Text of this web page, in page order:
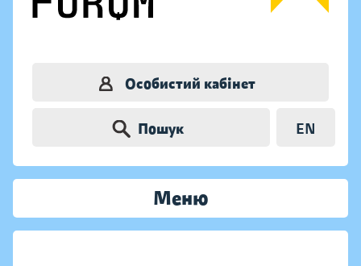
Особистий кабінет
Пошук EN
Меню